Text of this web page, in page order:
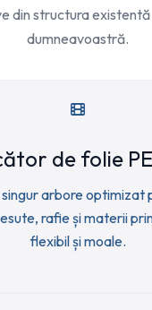
din structura existentă
dumneavoastră.
de folie
singur arbore optimizat
rafie și materii
flexibil și moale.